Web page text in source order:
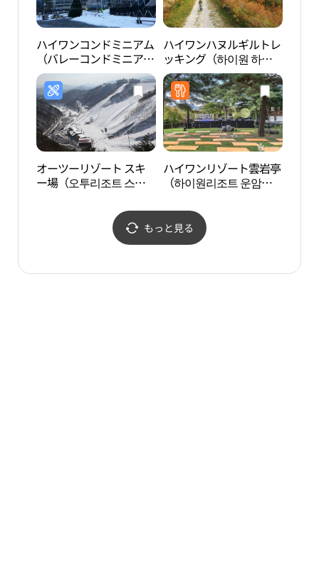
ハイワンコンドミニアム
（バレーコンドミニアム
／マウンテンコンドミニ
アム／ヒルコンドミニア
ム） （하이원콘도（밸
리콘도／마운틴콘도／힐
콘도））
ハイワンハヌルギルトレ
ッキング（하이원 하늘
길 트레킹）
オーツーリゾート スキ
ー場（오투리조트 스키
ハイワンリゾート雲岩亭
（하이원리조트 운암
もっと見る